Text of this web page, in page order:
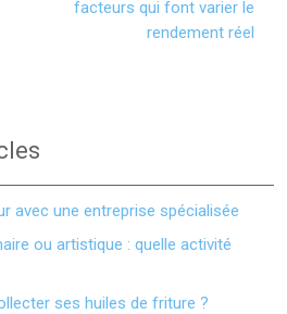
facteurs qui font varier le
rendement réel
avec une entreprise spécialisée
ou artistique : quelle activité
ses huiles de friture ?